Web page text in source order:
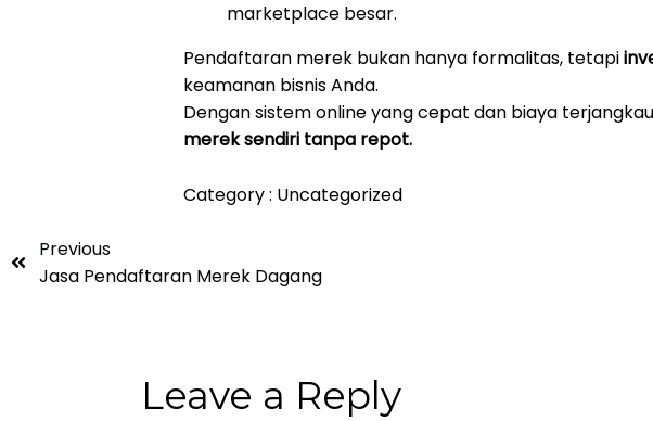
marketplace besar.
Pendaftaran merek bukan hanya formalitas, tetapi
keamanan bisnis Anda.
Dengan sistem online yang cepat dan biaya
merek sendiri tanpa repot.
Category : Uncategorized
Previous
Jasa Pendaftaran Merek Dagang
Leave a Reply